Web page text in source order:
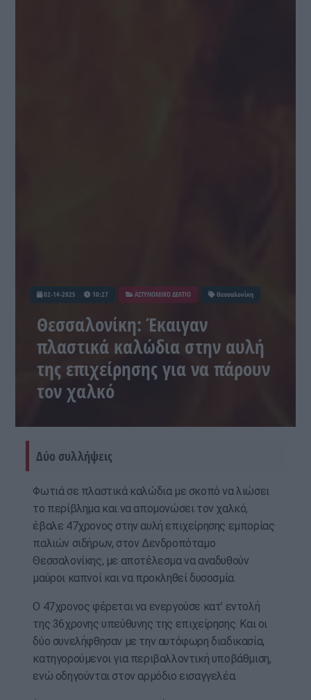
02-14-2025 10:27 ΑΣΤΥΝΟΜΙΚΟ ΔΕΛΤΙΟ Θεσσαλονίκη
Θεσσαλονίκη: Έκαιγαν
πλαστικά καλώδια στην αυλή
της επιχείρησης για να πάρουν
τον χαλκό
Δύο συλλήψεις
Φωτιά σε πλαστικά καλώδια με σκοπό να λιώσει
το περίβλημα και να απομονώσει τον χαλκό,
έβαλε 47χρονος στην αυλή επιχείρησης εμπορίας
παλιών σιδήρων, στον Δενδροπόταμο
Θεσσαλονίκης, με αποτέλεσμα να αναδυθούν
μαύροι καπνοί και να προκληθεί δυσοσμία.
Ο 47χρονος φέρεται να ενεργούσε κατ’ εντολή
της 36χρονης υπεύθυνης της επιχείρησης. Και οι
δύο συνελήφθησαν με την αυτόφωρη διαδικασία,
κατηγορούμενοι για περιβαλλοντική υποβάθμιση,
ενώ οδηγούνται στον αρμόδιο εισαγγελέα.